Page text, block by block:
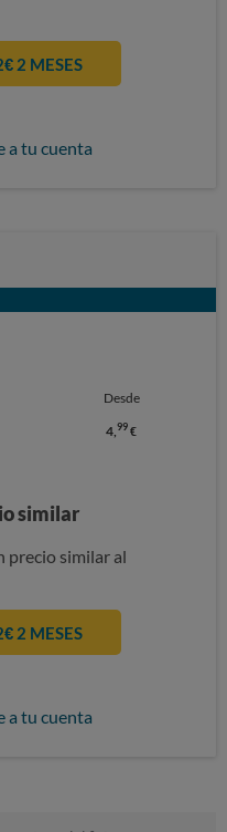
2 MESES
a tu cuenta
Desde
4,99 €
similar
precio similar al
2 MESES
a tu cuenta